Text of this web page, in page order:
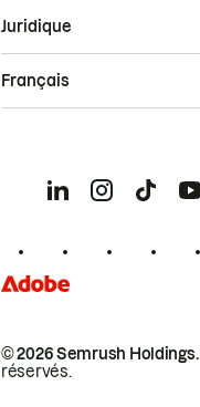
© 2026 Semrush Holdings.
réservés.
Juridique
Français